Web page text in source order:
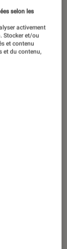
selon les
activement
Stocker et/ou
et contenu
et du contenu,